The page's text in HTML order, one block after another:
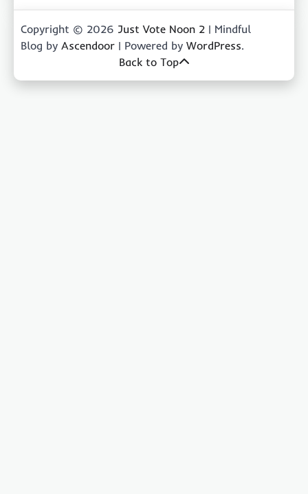
Copyright © 2026 Just Vote Noon 2 | Mindful
Blog by Ascendoor | Powered by WordPress.
Back to Top